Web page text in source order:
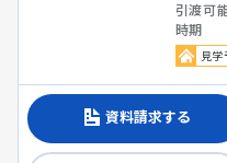
引渡可
時期
見
資料請求する